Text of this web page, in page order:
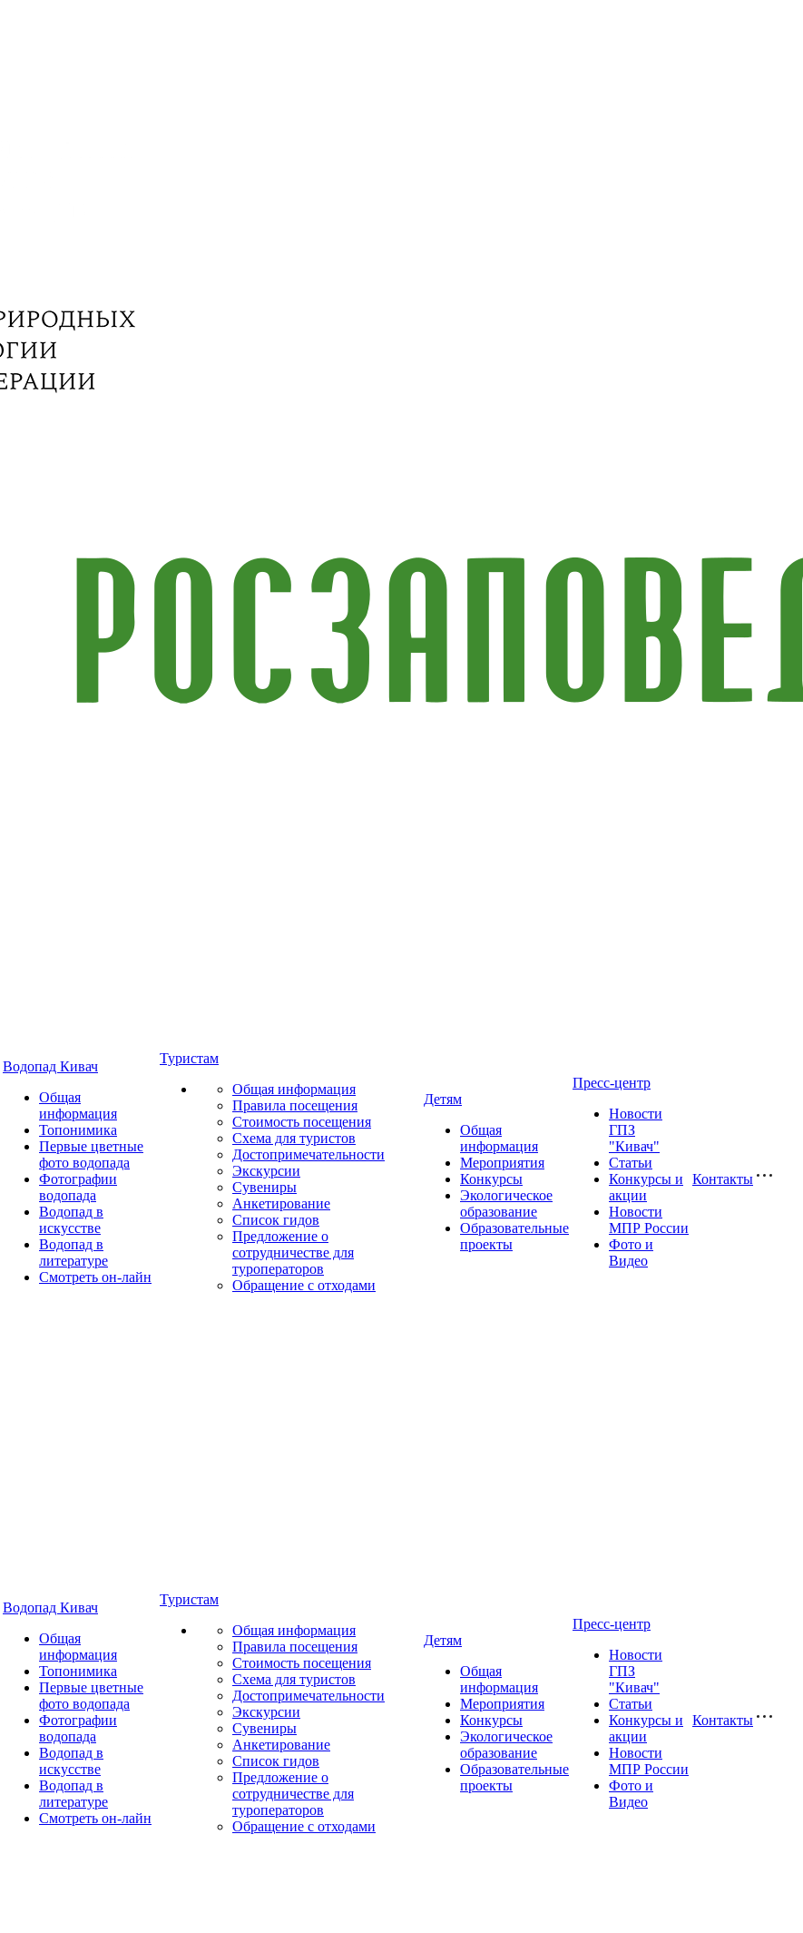
Водопад Кивач
Общая
информация
Топонимика
Первые цветные
фото водопада
Фотографии
водопада
Водопад в
искусстве
Водопад в
литературе
Смотреть он-лайн
Туристам
Общая информация
Правила посещения
Стоимость посещения
Схема для туристов
Достопримечательности
Экскурсии
Сувениры
Анкетирование
Список гидов
Предложение о
сотрудничестве для
туроператоров
Обращение с отходами
Детям
Общая
информация
Мероприятия
Конкурсы
Экологическое
образование
Образовательные
проекты
Пресс-центр
Новости
ГПЗ
"Кивач"
Статьи
Конкурсы и
акции
Новости
МПР России
Фото и
Видео
Контакты
Водопад Кивач
Общая
информация
Топонимика
Первые цветные
фото водопада
Фотографии
водопада
Водопад в
искусстве
Водопад в
литературе
Смотреть он-лайн
Туристам
Общая информация
Правила посещения
Стоимость посещения
Схема для туристов
Достопримечательности
Экскурсии
Сувениры
Анкетирование
Список гидов
Предложение о
сотрудничестве для
туроператоров
Обращение с отходами
Детям
Общая
информация
Мероприятия
Конкурсы
Экологическое
образование
Образовательные
проекты
Пресс-центр
Новости
ГПЗ
"Кивач"
Статьи
Конкурсы и
акции
Новости
МПР России
Фото и
Видео
Контакты